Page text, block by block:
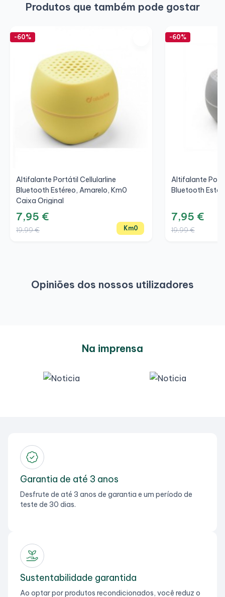
Produtos que também pode gostar
-60%
Altifalante Portátil Cellularline
Bluetooth Estéreo, Amarelo, Km0
Caixa Original
7,95 €
19,99 € Km0
-60%
Altifalante
Bluetooth
7,95 €
19,99 €
Opiniões dos nossos utilizadores
Na imprensa
Garantia de até 3 anos
Desfrute de até 3 anos de garantia e um período de
teste de 30 dias.
Sustentabilidade garantida
Ao optar por produtos recondicionados, você reduz o